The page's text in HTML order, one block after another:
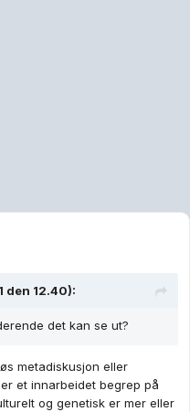
den 12.40):
det kan se ut?
metadiskusjon eller
et innarbeidet begrep på
og genetisk er mer eller